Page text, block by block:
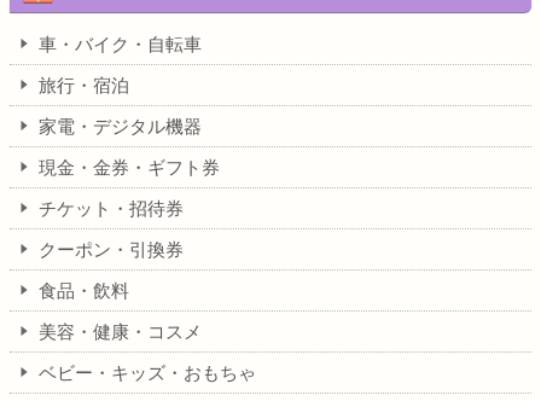
車・バイク・自転車
旅行・宿泊
家電・デジタル機器
現金・金券・ギフト券
チケット・招待券
クーポン・引換券
食品・飲料
美容・健康・コスメ
ベビー・キッズ・おもちゃ